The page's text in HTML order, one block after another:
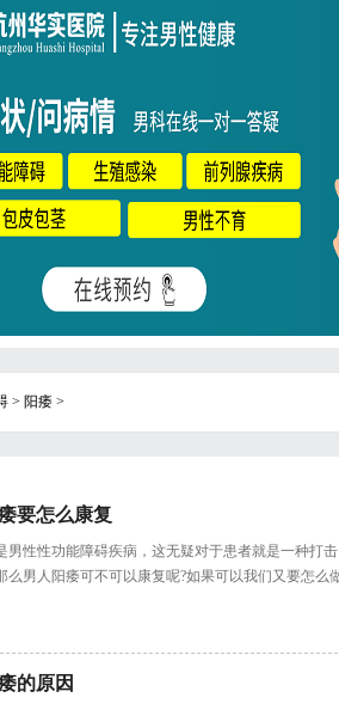
> 阳痿 >
要怎么康复
男性性功能障碍疾病，这无疑对于患者就是一种打
么男人阳痿可不可以康复呢?如果可以我们又要怎么
的原因